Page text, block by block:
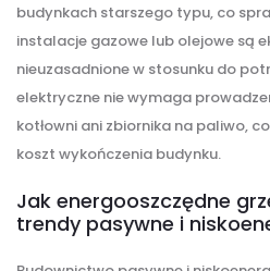
budynkach starszego typu, co
instalacje gazowe lub olejowe są
nieuzasadnione w stosunku do
elektryczne nie wymaga
kotłowni ani zbiornika na paliwo,
koszt wykończenia budynku.
Jak energooszczędne
trendy pasywne i